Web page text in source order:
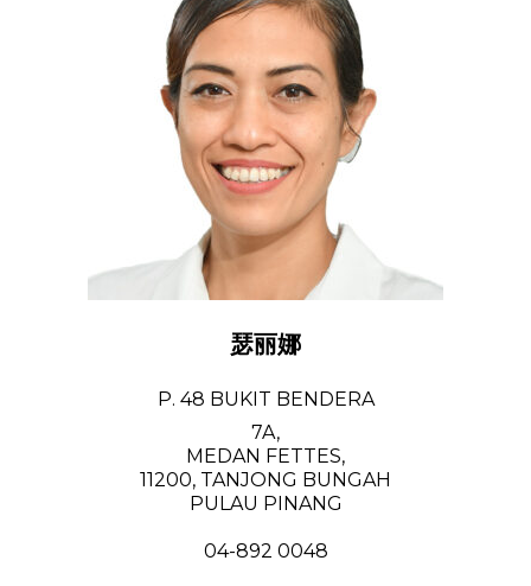
瑟丽娜
P. 48 BUKIT BENDERA
7A,
MEDAN FETTES,
11200, TANJONG BUNGAH
PULAU PINANG
04-892 0048